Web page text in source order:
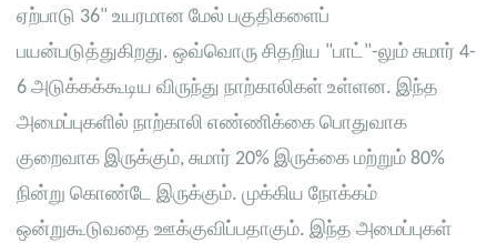
ஏற்பாடு 36" உயரமான மேல் பகுதிகளைப்
பயன்படுத்துகிறது. ஒவ்வொரு சிதறிய "பாட்"-லும் சுமார் 4-
6 அடுக்கக்கூடிய விருந்து நாற்காலிகள் உள்ளன. இந்த
அமைப்புகளில் நாற்காலி எண்ணிக்கை பொதுவாக
குறைவாக இருக்கும், சுமார் 20% இருக்கை மற்றும் 80%
நின்று கொண்டே இருக்கும். முக்கிய நோக்கம்
ஒன்றுகூடுவதை ஊக்குவிப்பதாகும். இந்த அமைப்புகள்